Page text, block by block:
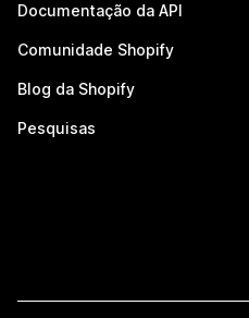
Documentação da API
Comunidade Shopify
Blog da Shopify
Pesquisas